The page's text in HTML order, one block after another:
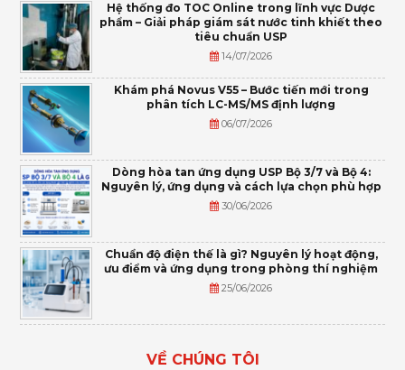
Hệ thống đo TOC Online trong lĩnh vực Dược
phẩm – Giải pháp giám sát nước tinh khiết theo
tiêu chuẩn USP
14/07/2026
Khám phá Novus V55 – Bước tiến mới trong
phân tích LC-MS/MS định lượng
06/07/2026
Dòng hòa tan ứng dụng USP Bộ 3/7 và Bộ 4:
Nguyên lý, ứng dụng và cách lựa chọn phù hợp
30/06/2026
Chuẩn độ điện thế là gì? Nguyên lý hoạt động,
ưu điểm và ứng dụng trong phòng thí nghiệm
25/06/2026
VỀ CHÚNG TÔI